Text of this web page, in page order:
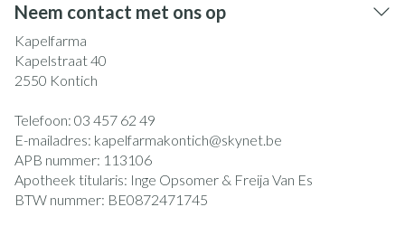
Neem contact met ons op
Kapelfarma
Kapelstraat 40
2550 Kontich
Telefoon: 03 457 62 49
E-mailadres: kapelfarmakontich@skynet.be
APB nummer: 113106
Apotheek titularis: Inge Opsomer & Freija Van Es
BTW nummer: BE0872471745